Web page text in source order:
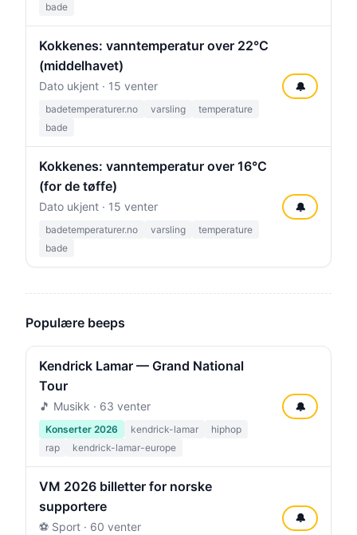
bade
Kokkenes: vanntemperatur over 22°C
(middelhavet)
Dato ukjent · 15 venter
badetemperaturer.no varsling
temperature
bade
🔔
Kokkenes: vanntemperatur over 16°C
(for de tøffe)
Dato ukjent · 15 venter
badetemperaturer.no varsling
temperature
bade
🔔
Populære beeps
Kendrick Lamar — Grand National
Tour
🎵 Musikk · 63 venter
Konserter 2026 kendrick-lamar
hiphop
rap
kendrick-lamar-europe
🔔
VM 2026 billetter for norske
supportere
⚽ Sport · 60 venter
🔔